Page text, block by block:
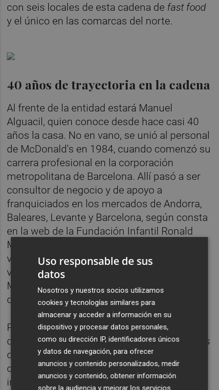
con seis locales de esta cadena de fast food
y el único en las comarcas del norte.
40 años de trayectoria en la cadena
Al frente de la entidad estará Manuel
Alguacil, quien conoce desde hace casi 40
años la casa. No en vano, se unió al personal
de McDonald's en 1984, cuando comenzó su
carrera profesional en la corporación
metropolitana de Barcelona. Allí pasó a ser
consultor de negocio y de apoyo a
franquiciados en los mercados de Andorra,
Baleares, Levante y Barcelona, según consta
en la web de la Fundación Infantil Ronald
McDonald, de cuyo patronato es
vicepresidente desde 2015. Además, es
voluntario de la primera Casa Ronald
McDonald que se construyó en España
desde 2002, informa la misma web.
Posteriormente, en 2009, lanzó la franquicia
de Tortosa, que en 2020 llegó a facturar más
de 2 millones de euros, ligeramente por
debajo del ejercicio anterior, debido a la
incidencia de la pandemia. Ahora, sumará
Uso responsable de sus
datos
Nosotros y nuestros socios utilizamos
cookies y tecnologías similares para
almacenar y acceder a información en su
dispositivo y procesar datos personales,
como su dirección IP, identificadores únicos
y datos de navegación, para ofrecer
anuncios y contenido personalizados, medir
anuncios y contenido, obtener información
sobre la audiencia y mejorar los servicios.